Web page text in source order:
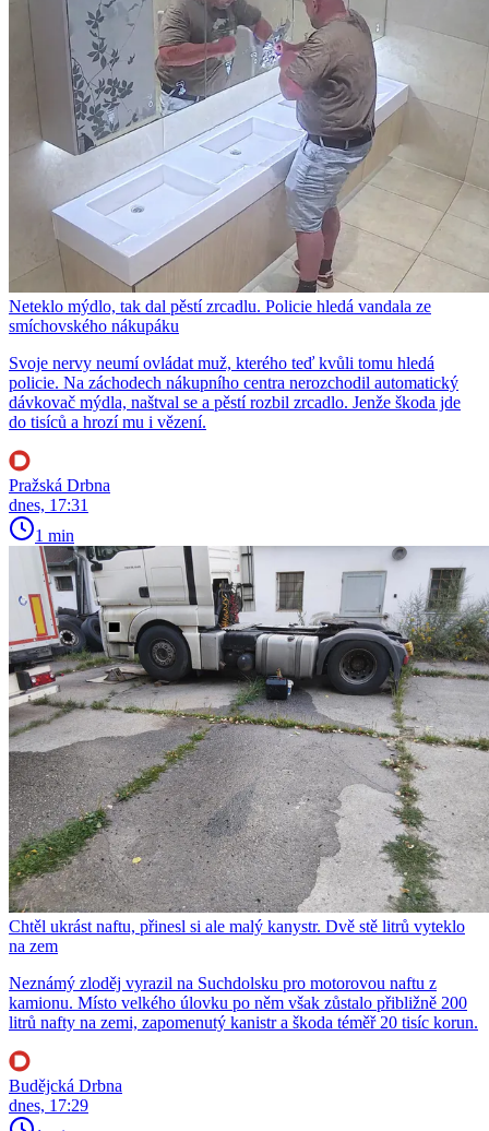
Neteklo mýdlo, tak dal pěstí zrcadlu. Policie hledá vandala ze
smíchovského nákupáku
Svoje nervy neumí ovládat muž, kterého teď kvůli tomu hledá
policie. Na záchodech nákupního centra nerozchodil automatický
dávkovač mýdla, naštval se a pěstí rozbil zrcadlo. Jenže škoda jde
do tisíců a hrozí mu i vězení.
Pražská Drbna
dnes, 17:31
1 min
Chtěl ukrást naftu, přinesl si ale malý kanystr. Dvě stě litrů vyteklo
na zem
Neznámý zloděj vyrazil na Suchdolsku pro motorovou naftu z
kamionu. Místo velkého úlovku po něm však zůstalo přibližně 200
litrů nafty na zemi, zapomenutý kanistr a škoda téměř 20 tisíc korun.
Budějcká Drbna
dnes, 17:29